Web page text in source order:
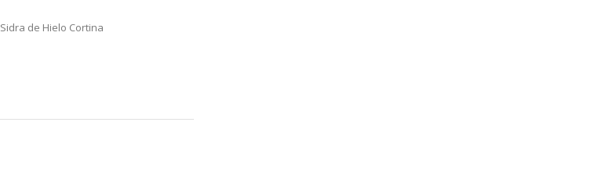
Sidra de Hielo Cortina